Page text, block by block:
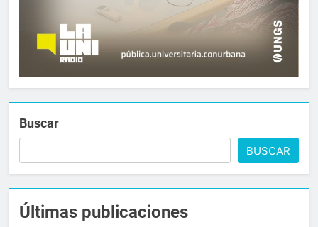
Buscar
BUSCAR
Últimas publicaciones